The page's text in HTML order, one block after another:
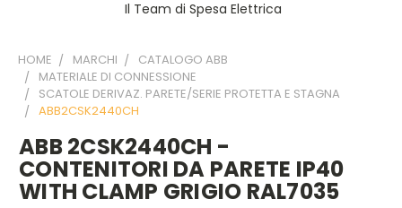
Il Team di Spesa Elettrica
HOME MARCHI
CATALOGO ABB
MATERIALE DI CONNESSIONE
SCATOLE DERIVAZ. PARETE/SERIE PROTETTA E STAGNA
ABB2CSK2440CH
ABB 2CSK2440CH -
CONTENITORI DA PARETE IP40
WITH CLAMP GRIGIO RAL7035